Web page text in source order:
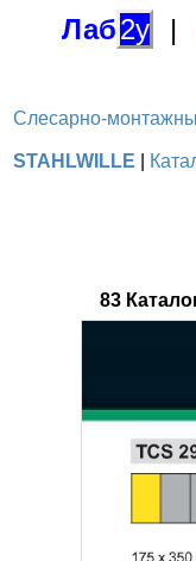
Лаб2у |
Слесарно-
STAHLWILLE
83